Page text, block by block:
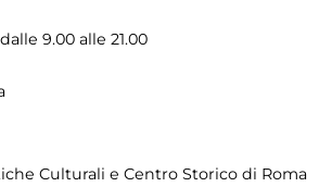
9.00 alle 21.00
Culturali e Centro Storico di Roma